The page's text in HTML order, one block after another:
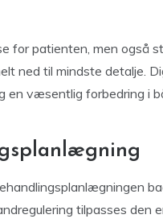
for patienten, men også
ned til mindste detalje.
en væsentlig forbedring i
tilpasses den